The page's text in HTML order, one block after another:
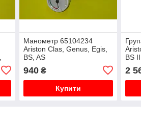
Манометр 65104234
Ariston Clas, Genus, Egis,
BS, AS
940₴
Купити
BS
Evo
2